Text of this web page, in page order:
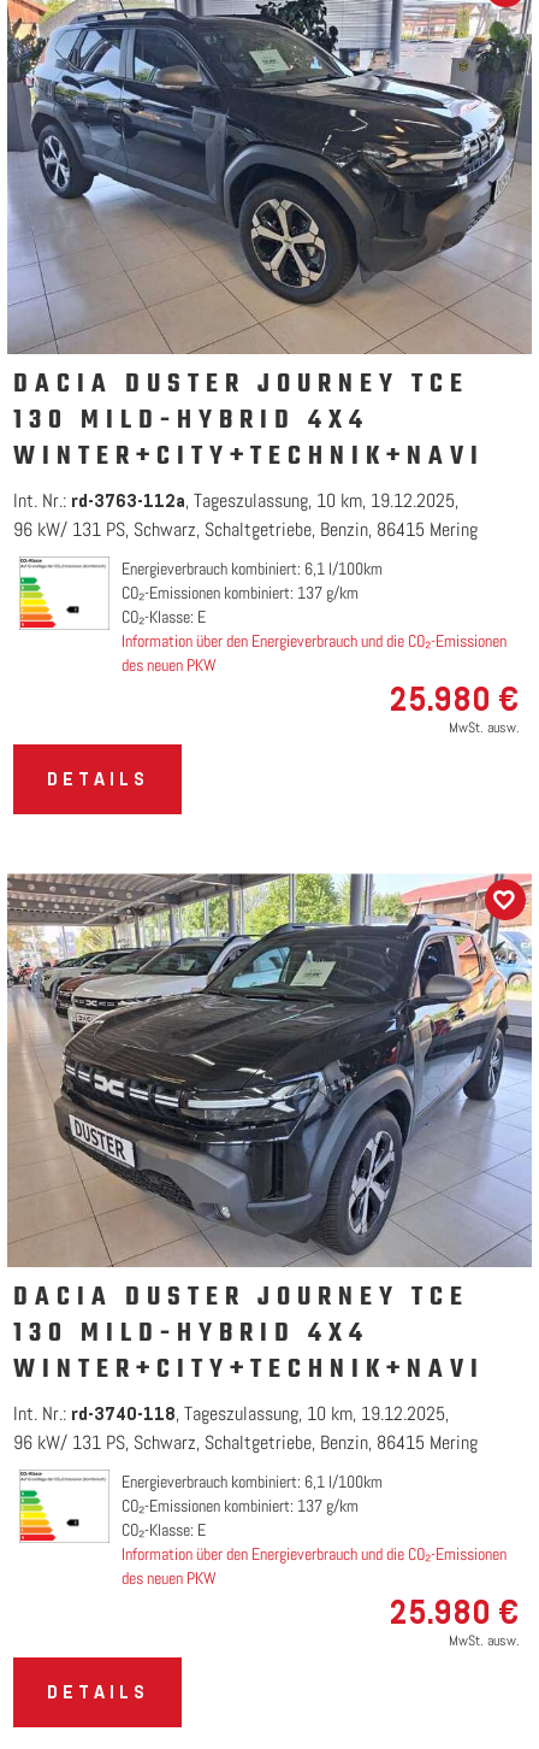
DACIA DUSTER JOURNEY TCE
130 MILD-HYBRID 4X4
WINTER+CITY+TECHNIK+NAVI
Int. Nr.: rd-3763-112a Tageszulassung 10 km 19.12.2025
96 kW/ 131 PS Schwarz Schaltgetriebe Benzin 86415 Mering
Energieverbrauch kombiniert: 6,1 l/100km
CO₂-Emissionen kombiniert: 137 g/km
CO₂-Klasse: E
Information über den Energieverbrauch und die CO₂-Emissionen
des neuen PKW
25.980 €
MwSt. ausw.
DETAILS
DACIA DUSTER JOURNEY TCE
130 MILD-HYBRID 4X4
WINTER+CITY+TECHNIK+NAVI
Int. Nr.: rd-3740-118 Tageszulassung 10 km 19.12.2025
96 kW/ 131 PS Schwarz Schaltgetriebe Benzin 86415 Mering
Energieverbrauch kombiniert: 6,1 l/100km
CO₂-Emissionen kombiniert: 137 g/km
CO₂-Klasse: E
Information über den Energieverbrauch und die CO₂-Emissionen
des neuen PKW
25.980 €
MwSt. ausw.
DETAILS